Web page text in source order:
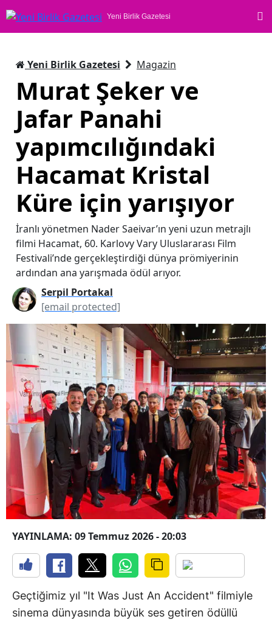
Yeni Birlik Gazetesi
Yeni Birlik Gazetesi Magazin
Murat Şeker ve
Jafar Panahi
yapımcılığındaki
Hacamat Kristal
Küre için yarışıyor
İranlı yönetmen Nader Saeivar’ın yeni uzun metrajlı
filmi Hacamat, 60. Karlovy Vary Uluslararası Film
Festivali’nde gerçekleştirdiği dünya prömiyerinin
ardından ana yarışmada ödül arıyor.
Serpil Portakal
[email protected]
YAYINLAMA: 09 Temmuz 2026 - 20:03
Geçtiğimiz yıl "It Was Just An Accident" filmiyle
sinema dünyasında büyük ses getiren ödüllü